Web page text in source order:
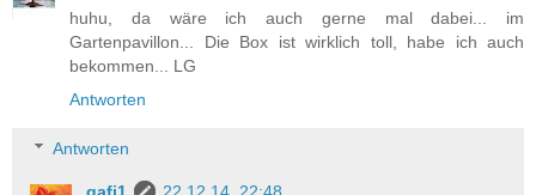
huhu, da wäre ich auch gerne mal dabei... im
Gartenpavillon... Die Box ist wirklich toll, habe ich auch
bekommen... LG
Antworten
Antworten